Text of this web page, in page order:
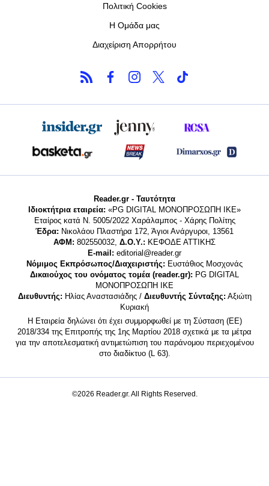
Πολιτική Cookies
Η Ομάδα μας
Διαχείριση Απορρήτου
Reader.gr - Ταυτότητα
Ιδιοκτήτρια εταιρεία: «PG DIGITAL MONΟΠΡΟΣΩΠΗ ΙΚΕ»
Εταίρος κατά Ν. 5005/2022 Χαράλαμπος - Χάρης Πολίτης
Έδρα: Νικολάου Πλαστήρα 172, Άγιοι Ανάργυροι, 13561
ΑΦΜ: 802550032, Δ.Ο.Υ.: ΚΕΦΟΔΕ ΑΤΤΙΚΗΣ
E-mail: editorial@reader.gr
Νόμιμος Εκπρόσωπος/Διαχειριστής: Ευστάθιος Μοσχονάς
Δικαιούχος του ονόματος τομέα (reader.gr): PG DIGITAL
MONΟΠΡΟΣΩΠΗ ΙΚΕ
Διευθυντής: Ηλίας Αναστασιάδης / Διευθυντής Σύνταξης: Αξιώτη
Κυριακή
Η Εταιρεία δηλώνει ότι έχει συμμορφωθεί με τη Σύσταση (ΕΕ)
2018/334 της Επιτροπής της 1ης Μαρτίου 2018 σχετικά με τα μέτρα
για την αποτελεσματική αντιμετώπιση του παράνομου περιεχομένου
στο διαδίκτυο (L 63).
©2026 Reader.gr. All Rights Reserved.